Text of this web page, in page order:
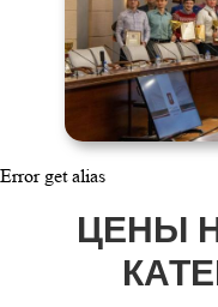
Error get alias
ЦЕНЫ